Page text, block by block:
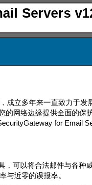
Servers
成立多年来一直致力于
的网络边缘提供全面的
for Email
，可以将合法邮件与各种
与近零的误报率。